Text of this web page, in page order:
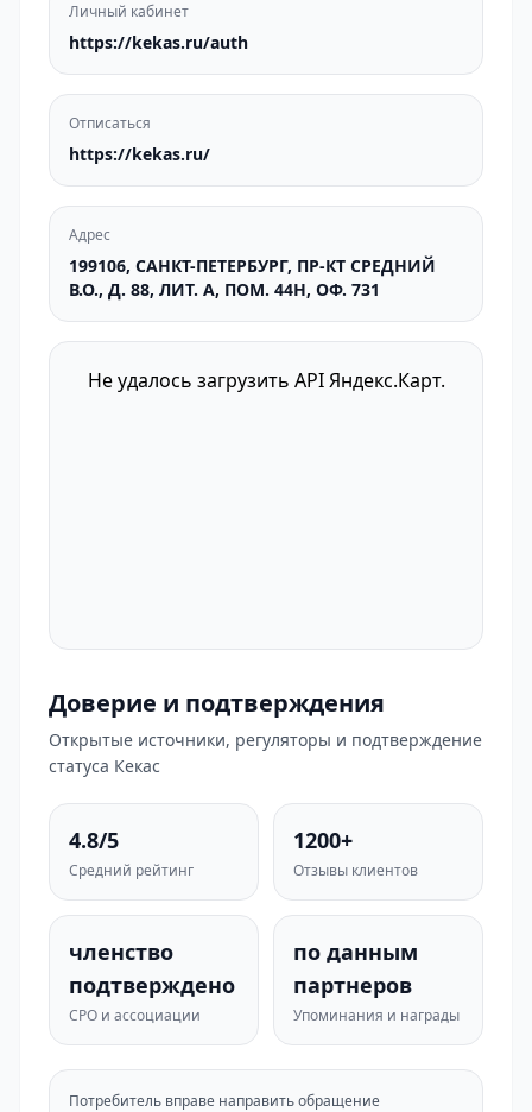
Личный кабинет
https://kekas.ru/auth
Отписаться
https://kekas.ru/
Адрес
199106, САНКТ-ПЕТЕРБУРГ, ПР-КТ СРЕДНИЙ
В.О., Д. 88, ЛИТ. А, ПОМ. 44Н, ОФ. 731
Не удалось загрузить API Яндекс.Карт.
Доверие и подтверждения
Открытые источники, регуляторы и подтверждение
статуса Кекас
4.8/5
Средний рейтинг
1200+
Отзывы клиентов
членство
подтверждено
СРО и ассоциации
по данным
партнеров
Упоминания и награды
Потребитель вправе направить обращение